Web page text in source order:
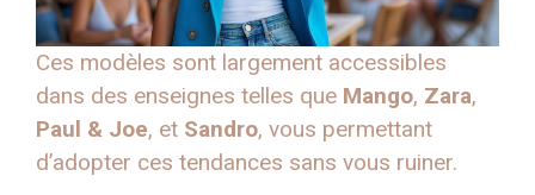
Ces modèles sont largement accessibles
dans des enseignes telles que Mango, Zara,
Paul & Joe, et Sandro, vous permettant
d’adopter ces tendances sans vous ruiner.